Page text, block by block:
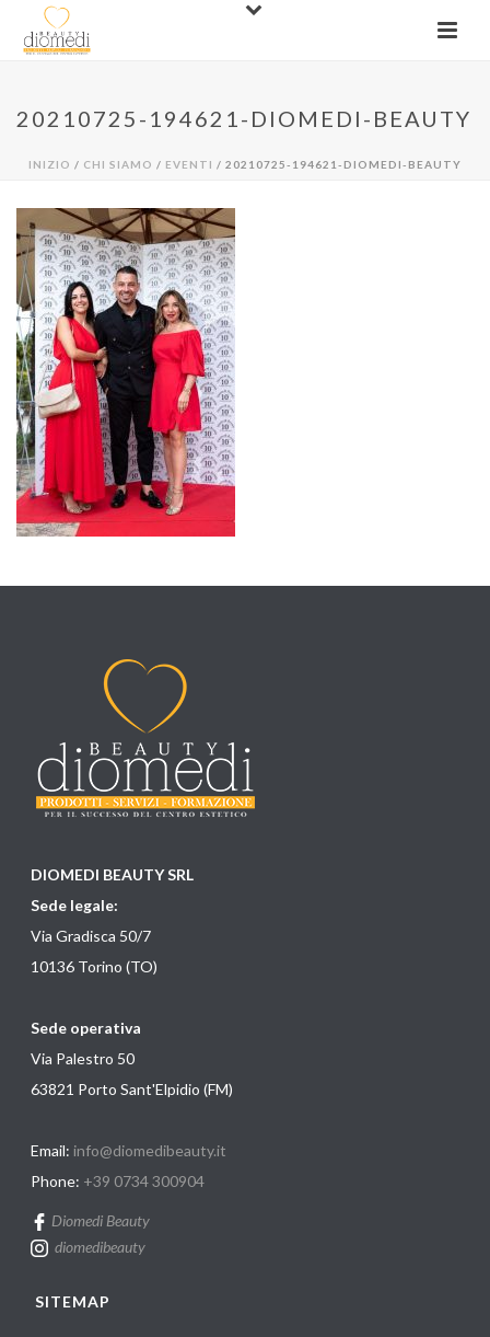
20210725-194621-DIOMEDI-BEAUTY
INIZIO / CHI SIAMO / EVENTI / 20210725-194621-DIOMEDI-BEAUTY
DIOMEDI BEAUTY SRL
Sede legale:
Via Gradisca 50/7
10136 Torino (TO)
Sede operativa
Via Palestro 50
63821 Porto Sant'Elpidio (FM)
Email: info@diomedibeauty.it
Phone: +39 0734 300904
Diomedi Beauty
diomedibeauty
SITEMAP